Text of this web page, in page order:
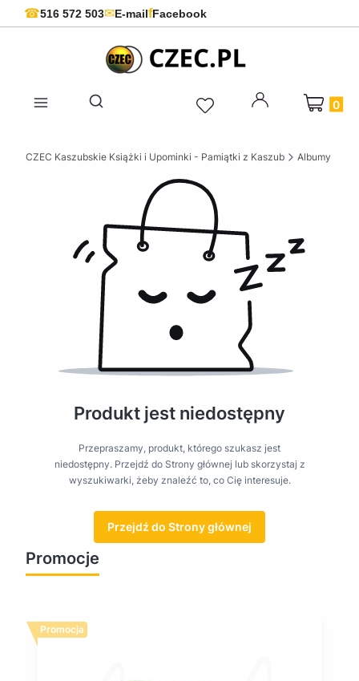
☎516 572 503✉E-mailfFacebook
Otwórz wyszukiwarkę
Produkty
CZEC Kaszubskie Książki i Upominki - Pamiątki z Kaszub Albumy
Produkt jest niedostępny
Przepraszamy, produkt, którego szukasz jest
niedostępny. Przejdź do Strony głównej lub skorzystaj z
wyszukiwarki, żeby znaleźć to, co Cię interesuje.
Przejdź do Strony głównej
Promocje
Promocja